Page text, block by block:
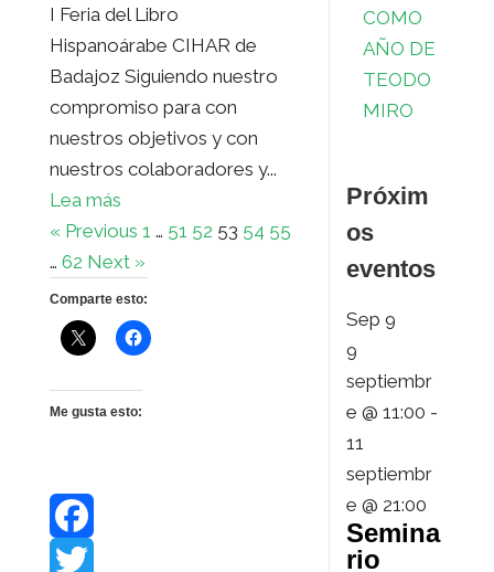
I Feria del Libro
Hispanoárabe CIHAR de
Badajoz Siguiendo nuestro
compromiso para con
nuestros objetivos y con
nuestros colaboradores y...
Lea más
« Previous 1 … 51 52 53 54 55
… 62 Next »
Comparte esto:
Me gusta esto:
F
COMO
AÑO DE
TEODO
MIRO
Próxim
os
eventos
Sep9
9
septiembr
e @ 11:00 -
11
septiembr
e @ 21:00
Semina
rio